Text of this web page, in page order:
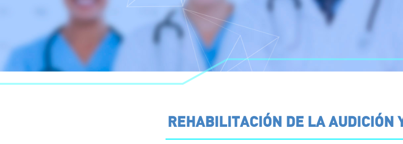
REHABILITACIÓN DE LA AUDICIÓN